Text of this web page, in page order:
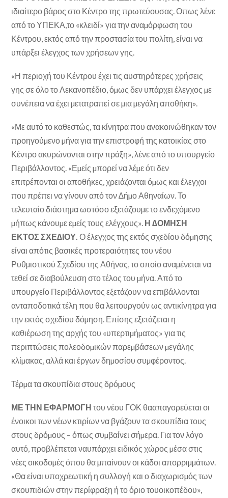
ιδιαίτερο βάρος στο Κέντρο της πρωτεύουσας. Οπως λένε
από το ΥΠΕΚΑ,το «κλειδί» για την αναµόρφωση του
Κέντρου, εκτός από την προστασία του πολίτη, είναι να
υπάρξει έλεγχος των χρήσεων γης.
«Η περιοχή του Κέντρου έχει τις αυστηρότερες χρήσεις
γης σε όλο το Λεκανοπέδιο, όµως δεν υπάρχει έλεγχος µε
συνέπεια να έχει µετατραπεί σε µια µεγάλη αποθήκη».
«Με αυτό το καθεστώς, τα κίνητρα που ανακοινώθηκαν τον
προηγούµενο µήνα για την επιστροφή της κατοικίας στο
Κέντρο ακυρώνονται στην πράξη», λένε από το υπουργείο
Περιβάλλοντος. «Εµείς µπορεί να λέµε ότι δεν
επιτρέπονται οι αποθήκες, χρειάζονται όµως και έλεγχοι
που πρέπει να γίνουν από τον ∆ήµο Αθηναίων. Το
τελευταίο διάστηµα ωστόσο εξετάζουµε το ενδεχόµενο
µήπως κάνουµε εµείς τους ελέγχους». Η ∆ΟΜΗΣΗ
ΕΚΤΟΣ ΣΧΕ∆ΙΟΥ.Ο έλεγχος της εκτός σχεδίου δόµησης
είναι απότις βασικές προτεραιότητες του νέου
Ρυθµιστικού Σχεδίου της Αθήνας, το οποίο αναµένεται να
τεθεί σε διαβούλευση στο τέλος του µήνα. Από το
υπουργείο Περιβάλλοντος εξετάζουν να επιβάλλονται
ανταποδοτικά τέλη που θα λειτουργούν ως αντικίνητρα για
την εκτός σχεδίου δόµηση. Επίσης εξετάζεται η
καθιέρωση της αρχής του «υπερτιµήµατος» για τις
περιπτώσεις πολεοδοµικών παρεµβάσεων µεγάλης
κλίµακας, αλλά και έργων δηµοσίου συµφέροντος.
Τέρµα τα σκουπίδια στους δρόµους
ΜΕ ΤΗΝ ΕΦΑΡΜΟΓΗτου νέου ΓΟΚ θααπαγορεύεται οι
ένοικοι των νέων κτιρίων να βγάζουν τα σκουπίδια τους
στους δρόµους – όπως συµβαίνει σήµερα. Για τον λόγο
αυτό, προβλέπεται ναυπάρχει ειδικός χώρος µέσα στις
νέες οικοδοµές όπου θα µπαίνουν οι κάδοι απορριµµάτων.
«Θα είναι υποχρεωτική η συλλογή και ο διαχωρισµός των
σκουπιδιών στην περίφραξη ή το όριο τουοικοπέδου»,